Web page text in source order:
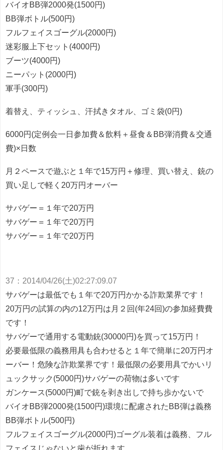
バイオBB弾2000発(1500円)
BB弾ボトル(500円)
フルフェイスゴーグル(2000円)
迷彩服上下セット(4000円)
ブーツ(4000円)
ニーパット(2000円)
軍手(300円)
着替え、ティッシュ、汗拭きタオル、ゴミ袋(0円)
6000円(定例会一日参加費＆飲料＋昼食＆BB弾消費＆交通
費)×日数
月２ペースで遊ぶと１年で15万円＋修理、買い替え、銃の
買い足しで軽く20万円オーバー
サバゲー＝１年で20万円
サバゲー＝１年で20万円
サバゲー＝１年で20万円
37 ： 2014/04/26(土)02:27:09.07
サバゲーは最低でも１年で20万円かかる詐欺業界です！
20万円の試算の内の12万円は月２回(年24回)の参加経費費
です！
サバゲーで通用する電動銃(30000円)を買って15万円！
必要最低限の義務用具も合わせると１年で簡単に20万円オ
ーバー！危険な詐欺業界です！最低限の必要用具でかいリ
ュックサック(5000円)サバゲーの荷物は多いです
ガンケース(5000円)町で銃を剥き出しで持ち歩かないで
バイオBB弾2000発(1500円)環境に配慮されたBB弾は義務
BB弾ボトル(500円)
フルフェイスゴーグル(2000円)ゴーグル装着は義務、フル
フェイスじゃないと歯が折れます